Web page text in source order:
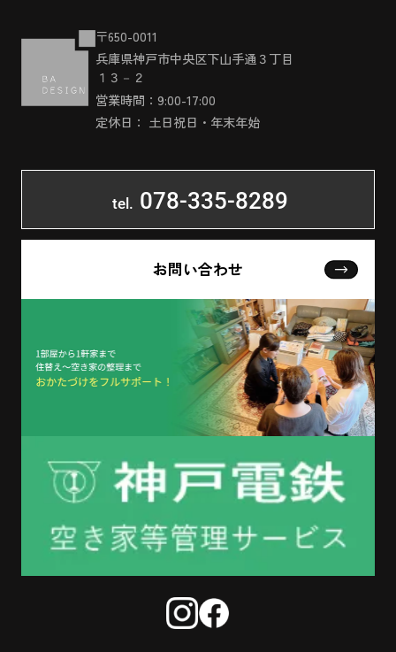
〒650-0011
兵庫県神戸市中央区下山手通３丁目
１３－２
営業時間：9:00-17:00
定休日： 土日祝日・年末年始
tel. 078-335-8289
お問い合わせ